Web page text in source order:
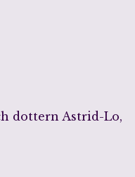
dottern Astrid-Lo,